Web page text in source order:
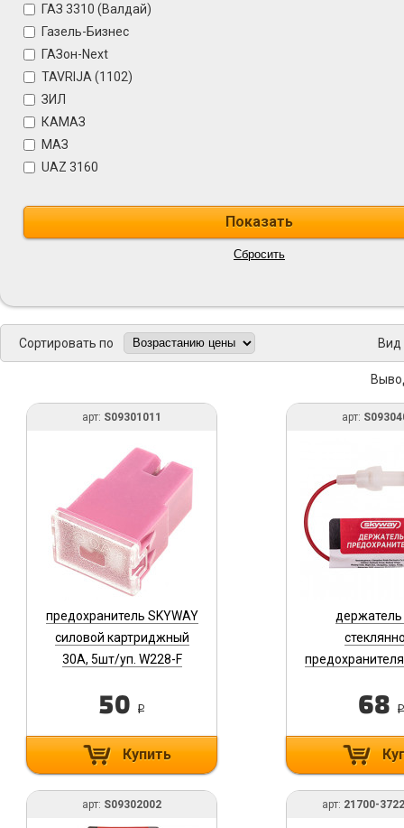
ГАЗ 3310 (Валдай)
Газель-Бизнес
ГАЗон-Next
TAVRIJA (1102)
ЗИЛ
КАМАЗ
МАЗ
UAZ 3160
Сортировать по Вид
арт: S09301011
предохранитель SKYWAY
силовой картриджный
30А, 5шт/уп. W228-F
50 i
Купить
арт:
68 i
арт: S09302002 арт: 21700-